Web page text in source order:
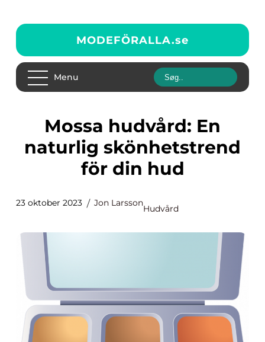
MODEFÖRALLA.se
Menu
Mossa hudvård: En
naturlig skönhetstrend
för din hud
23 oktober 2023 Jon Larsson
Hudvård